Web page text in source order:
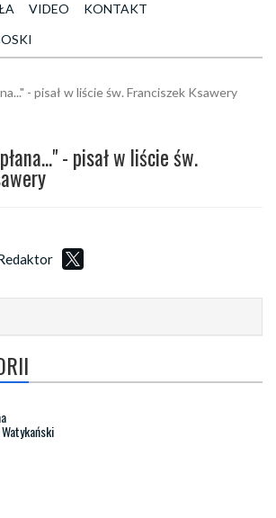
VIDEO
KONTAKT
- pisał w liście św. Franciszek Ksawery
- pisał w liście św.